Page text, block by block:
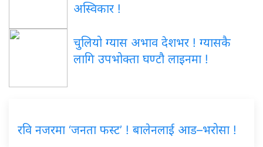
अस्विकार !
चुलियो ग्यास अभाव देशभर ! ग्यासकै
लागि उपभोक्ता घण्टौ लाइनमा !
रवि नजरमा ‘जनता फस्ट’ ! बालेनलाई आड–भरोसा !